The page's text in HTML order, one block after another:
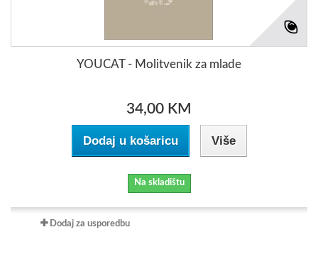
YOUCAT - Molitvenik za mlade
34,00 KM
Dodaj u košaricu Više
Na skladištu
Dodaj za usporedbu